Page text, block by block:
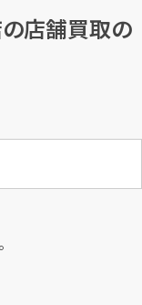
店舗買取の